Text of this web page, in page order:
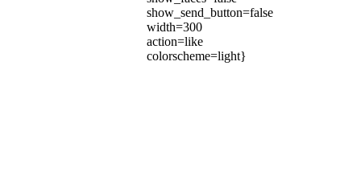
show_send_button=false
width=300
action=like
colorscheme=light}